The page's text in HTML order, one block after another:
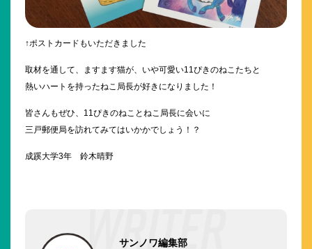
↑ポストカードもいただきました
取材を通して、ますます猫が、いや可愛い11ぴきのねこたちと
熱いハートを持ったねこ局長が好きになりました！
皆さんもぜひ、11ぴきのねことねこ局長に会いに
三戸郵便局を訪れてみてはいかかでしょう！？
成蹊大学3年 鈴木晴野
サンノワ編集部